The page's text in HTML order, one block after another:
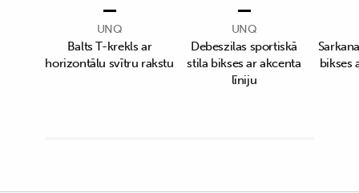
UNQ
Balts T-krekls ar
horizontālu svītru rakstu
UNQ
Debeszilas sportiskā
stila bikses ar akcenta
līniju
bikses